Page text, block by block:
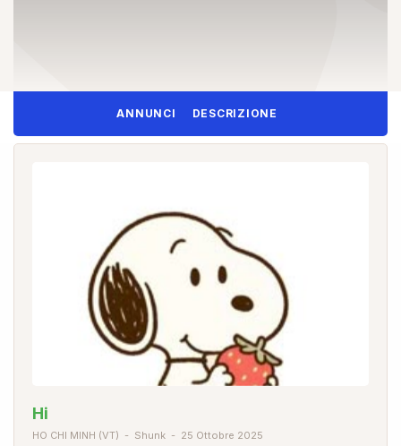
ANNUNCI DESCRIZIONE
Hi
HO CHI MINH (VT) Shunk 25 Ottobre 2025